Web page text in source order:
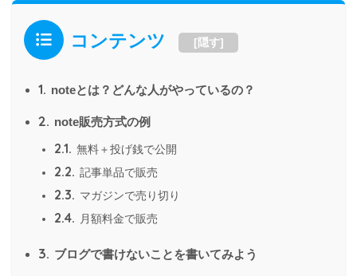
コンテンツ [隠す]
1. noteとは？どんな人がやっているの？
2. note販売方式の例
2.1. 無料＋投げ銭で公開
2.2. 記事単品で販売
2.3. マガジンで売り切り
2.4. 月額料金で販売
3. ブログで書けないことを書いてみよう